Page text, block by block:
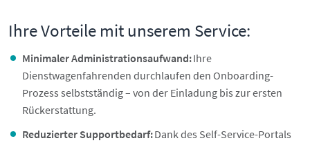
Ihre Vorteile mit unserem Service:
Minimaler Administrationsaufwand:Ihre
Dienstwagenfahrenden durchlaufen den Onboarding-
Prozess selbstständig – von der Einladung bis zur ersten
Rückerstattung.
Reduzierter Supportbedarf:Dank des Self-Service-Portals